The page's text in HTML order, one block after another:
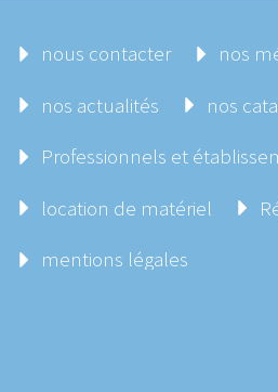
nous contacter
nos
nos actualités
nos
Professionnels et
location de matériel
mentions légales